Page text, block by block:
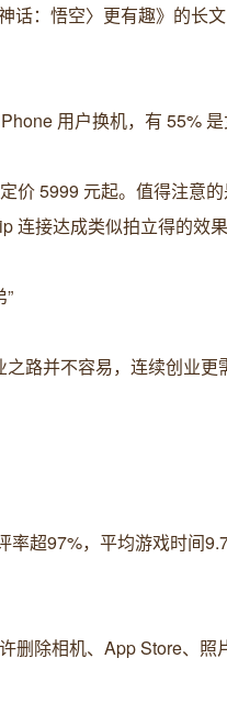
：悟空〉更有趣》的长
用户换机，有 55%
价 5999 元起。值得注意
连接达成类似拍立得的效果
路并不容易，连续创业
超97%，平均游戏时间
删除相机、App Store、照